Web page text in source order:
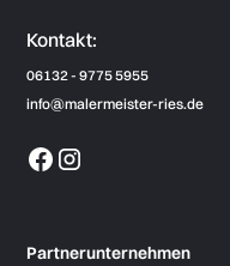
Kontakt:
06132 - 9775 5955
info@malermeister-ries.de
Partnerunternehmen